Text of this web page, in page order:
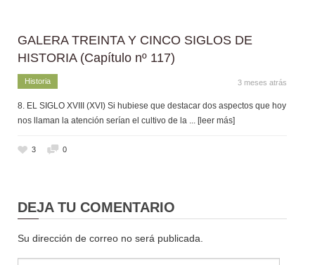
GALERA TREINTA Y CINCO SIGLOS DE
HISTORIA (Capítulo nº 117)
Historia 3 meses atrás
8. EL SIGLO XVIII (XVI) Si hubiese que destacar dos aspectos que hoy
nos llaman la atención serían el cultivo de la ... [leer más]
3 0
DEJA TU COMENTARIO
Su dirección de correo no será publicada.